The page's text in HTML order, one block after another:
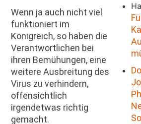
Wenn ja auch nicht viel
funktioniert im
Königreich, so haben die
Verantwortlichen bei
ihren Bemühungen, eine
weitere Ausbreitung des
Virus zu verhindern,
offensichtlich
irgendetwas richtig
gemacht.